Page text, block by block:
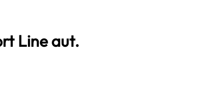
Line aut.